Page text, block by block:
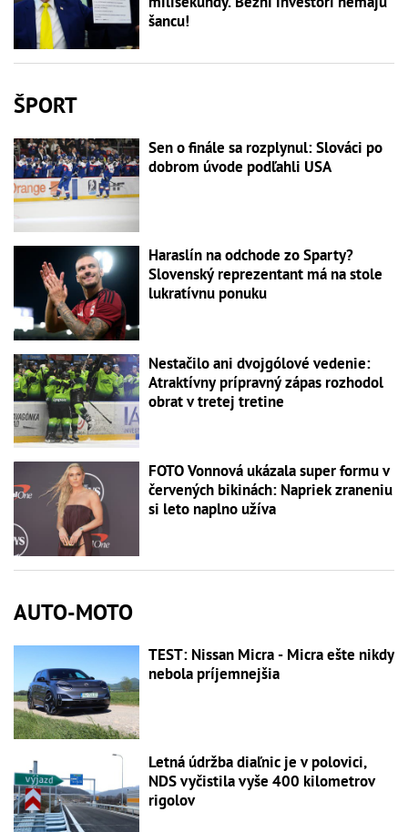
šancu!
ŠPORT
Sen o finále sa rozplynul: Slováci po
dobrom úvode podľahli USA
Haraslín na odchode zo Sparty?
Slovenský reprezentant má na stole
lukratívnu ponuku
Nestačilo ani dvojgólové vedenie:
Atraktívny prípravný zápas rozhodol
obrat v tretej tretine
FOTO Vonnová ukázala super formu v
červených bikinách: Napriek zraneniu
si leto naplno užíva
AUTO-MOTO
TEST: Nissan Micra - Micra ešte nikdy
nebola príjemnejšia
Letná údržba diaľnic je v polovici,
NDS vyčistila vyše 400 kilometrov
rigolov